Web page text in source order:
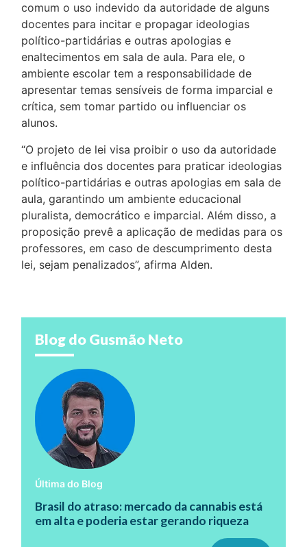
comum o uso indevido da autoridade de alguns
docentes para incitar e propagar ideologias
político-partidárias e outras apologias e
enaltecimentos em sala de aula. Para ele, o
ambiente escolar tem a responsabilidade de
apresentar temas sensíveis de forma imparcial e
crítica, sem tomar partido ou influenciar os
alunos.
“O projeto de lei visa proibir o uso da autoridade
e influência dos docentes para praticar ideologias
político-partidárias e outras apologias em sala de
aula, garantindo um ambiente educacional
pluralista, democrático e imparcial. Além disso, a
proposição prevê a aplicação de medidas para os
professores, em caso de descumprimento desta
lei, sejam penalizados”, afirma Alden.
Blog do Gusmão Neto
Última do Blog
Brasil do atraso: mercado da cannabis está
em alta e poderia estar gerando riqueza